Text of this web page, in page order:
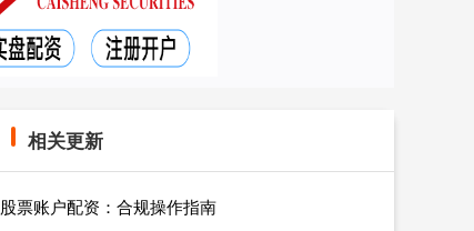
相关更新
股票账户配资：合规操作指南